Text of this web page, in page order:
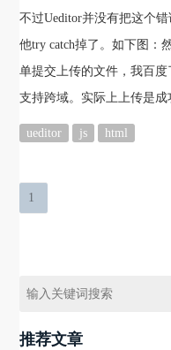
不过Ueditor并没有把这个
他try catch掉了。如下图：
单提交上传的文件，我百
支持跨域。实际上上传是
ueditor js html
1
推荐文章